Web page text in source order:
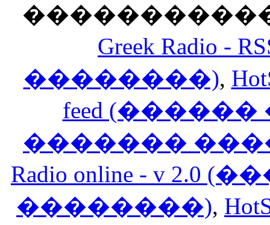
Greek Radio
��������),
feed
�������
Radio online - v
��������),